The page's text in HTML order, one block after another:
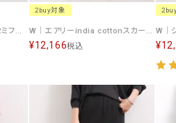
adidas（アディダス）
ASFVLT（アスファルト）
Audition（オーディション）
Hymn LIPA｜琵琶cottonセミフレアスカート [[21335-26SS]][F]
2buy対象
W｜エアリーindia cottonスカート [[21307-26SS]][F]
¥12,166税込 ¥